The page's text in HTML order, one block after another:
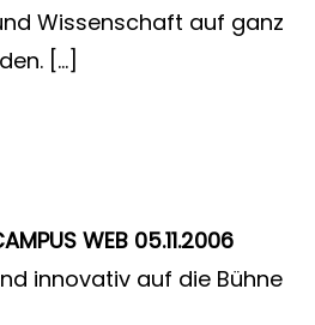
Wissenschaft auf ganz
[…]
WEB 05.11.2006
innovativ auf die Bühne